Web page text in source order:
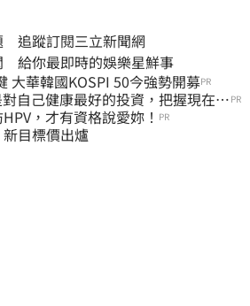
追蹤訂閱三立新聞網
給你最即時的娛樂星鮮事
大華韓國KOSPI 50今強勢開募PR
自己健康最好的投資，把握現在不 PR
，才有資格說愛妳！ PR
目標價出爐